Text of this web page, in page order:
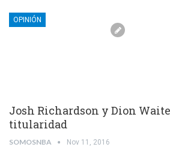
OPINIÓN
Josh Richardson y Dion
titularidad
SOMOSNBA Nov 11, 2016